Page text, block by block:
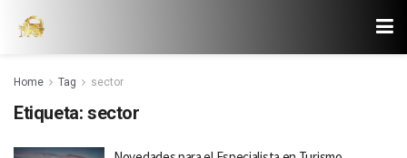
Home Tag sector
Etiqueta: sector